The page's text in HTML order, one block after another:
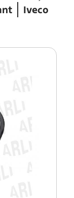
Iveco